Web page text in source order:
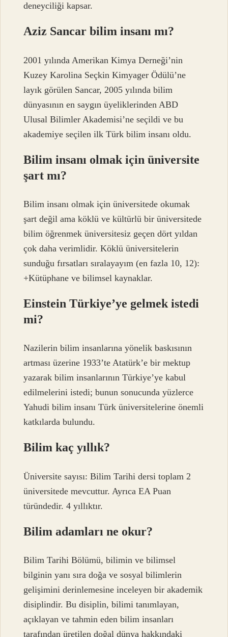
deneyciliği kapsar.
Aziz Sancar bilim insanı mı?
2001 yılında Amerikan Kimya Derneği’nin
Kuzey Karolina Seçkin Kimyager Ödülü’ne
layık görülen Sancar, 2005 yılında bilim
dünyasının en saygın üyeliklerinden ABD
Ulusal Bilimler Akademisi’ne seçildi ve bu
akademiye seçilen ilk Türk bilim insanı oldu.
Bilim insanı olmak için üniversite
şart mı?
Bilim insanı olmak için üniversitede okumak
şart değil ama köklü ve kültürlü bir üniversitede
bilim öğrenmek üniversitesiz geçen dört yıldan
çok daha verimlidir. Köklü üniversitelerin
sunduğu fırsatları sıralayayım (en fazla 10, 12):
+Kütüphane ve bilimsel kaynaklar.
Einstein Türkiye’ye gelmek istedi
mi?
Nazilerin bilim insanlarına yönelik baskısının
artması üzerine 1933’te Atatürk’e bir mektup
yazarak bilim insanlarının Türkiye’ye kabul
edilmelerini istedi; bunun sonucunda yüzlerce
Yahudi bilim insanı Türk üniversitelerine önemli
katkılarda bulundu.
Bilim kaç yıllık?
Üniversite sayısı: Bilim Tarihi dersi toplam 2
üniversitede mevcuttur. Ayrıca EA Puan
türündedir. 4 yıllıktır.
Bilim adamları ne okur?
Bilim Tarihi Bölümü, bilimin ve bilimsel
bilginin yanı sıra doğa ve sosyal bilimlerin
gelişimini derinlemesine inceleyen bir akademik
disiplindir. Bu disiplin, bilimi tanımlayan,
açıklayan ve tahmin eden bilim insanları
tarafından üretilen doğal dünya hakkındaki